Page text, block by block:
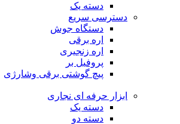
دسته یک
دسترسی سریع
دستگاه جوش
اره برقی
اره زنجیری
پروفیل بر
پیچ گوشتی برقی وشارژی
ابزار حرفه ای نجاری
دسته یک
دسته دو